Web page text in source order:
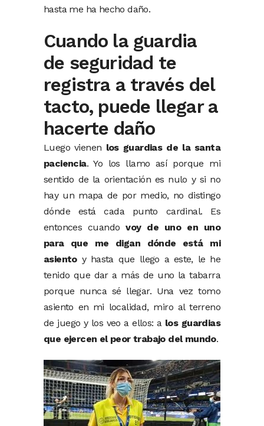
hasta me ha hecho daño.
Cuando la guardia
de seguridad te
registra a través del
tacto, puede llegar a
hacerte daño
Luego vienen los guardias de la santa
paciencia. Yo los llamo así porque mi
sentido de la orientación es nulo y si no
hay un mapa de por medio, no distingo
dónde está cada punto cardinal. Es
entonces cuandovoy de uno en uno
para que me digan dónde está mi
asientoy hasta que llego a este, le he
tenido que dar a más de uno la tabarra
porque nunca sé llegar. Una vez tomo
asiento en mi localidad, miro al terreno
de juego y los veo a ellos: a los guardias
que ejercen el peor trabajo del mundo.